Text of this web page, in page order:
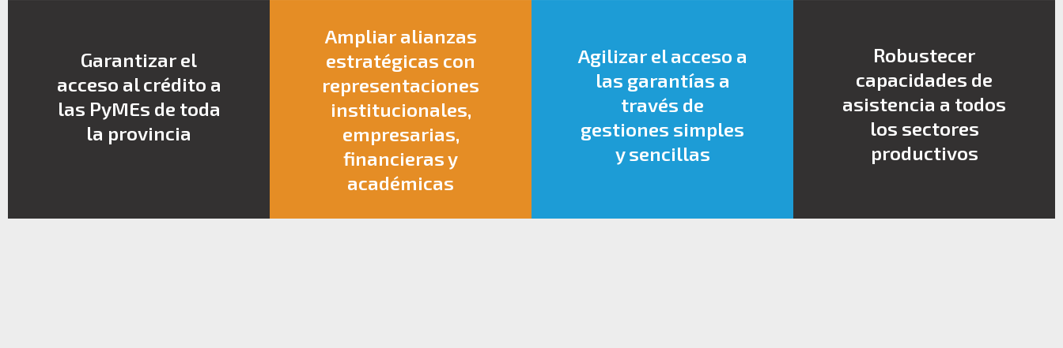
Garantizar el
acceso al crédito a
las PyMEs de toda
la provincia
Ampliar alianzas
estratégicas con
representaciones
institucionales,
empresarias,
financieras y
académicas
Agilizar el acceso a
las garantías a
través de
gestiones simples
y sencillas
Robustecer
capacidades de
asistencia a todos
los sectores
productivos